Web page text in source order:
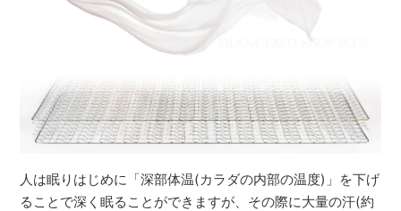
人は眠りはじめに「深部体温(カラダの内部の温度)」を下げ
ることで深く眠ることができますが、その際に大量の汗(約